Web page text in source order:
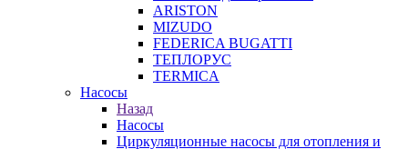
ARISTON
MIZUDO
FEDERICA BUGATTI
ТЕПЛОРУС
TERMICA
Насосы
Назад
Насосы
Циркуляционные насосы для отопления и